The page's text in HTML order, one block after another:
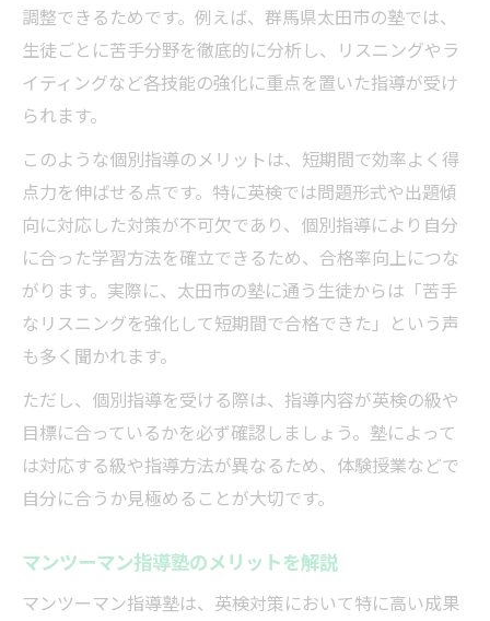
調整できるためです。例えば、群馬県太田市の塾では、
生徒ごとに苦手分野を徹底的に分析し、リスニングやラ
イティングなど各技能の強化に重点を置いた指導が受け
られます。
このような個別指導のメリットは、短期間で効率よく得
点力を伸ばせる点です。特に英検では問題形式や出題傾
向に対応した対策が不可欠であり、個別指導により自分
に合った学習方法を確立できるため、合格率向上につな
がります。実際に、太田市の塾に通う生徒からは「苦手
なリスニングを強化して短期間で合格できた」という声
も多く聞かれます。
ただし、個別指導を受ける際は、指導内容が英検の級や
目標に合っているかを必ず確認しましょう。塾によって
は対応する級や指導方法が異なるため、体験授業などで
自分に合うか見極めることが大切です。
マンツーマン指導塾のメリットを解説
マンツーマン指導塾は、英検対策において特に高い成果